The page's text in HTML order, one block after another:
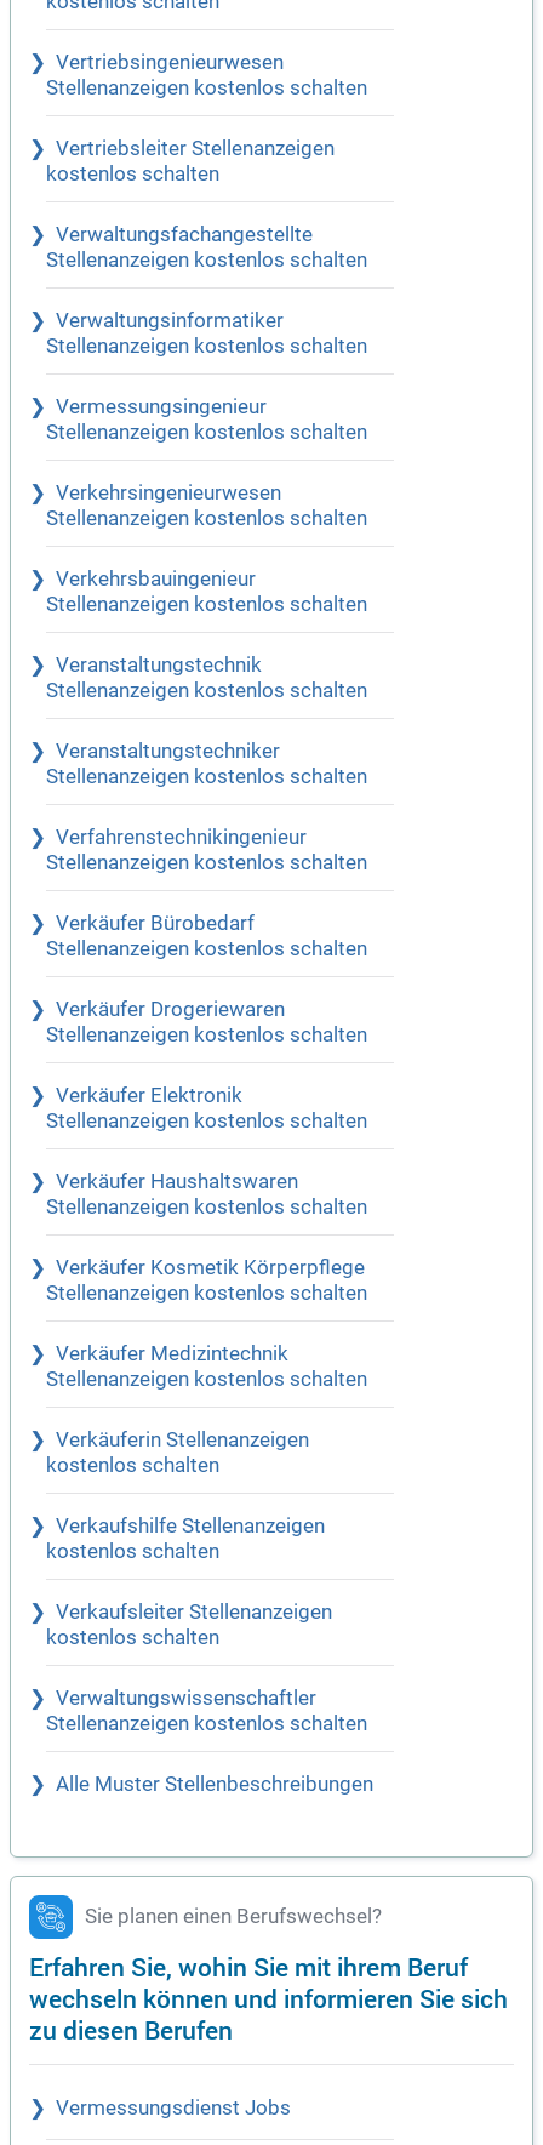
Vertriebsingenieurwesen
Stellenanzeigen kostenlos schalten
Vertriebsleiter Stellenanzeigen
kostenlos schalten
Verwaltungsfachangestellte
Stellenanzeigen kostenlos schalten
Verwaltungsinformatiker
Stellenanzeigen kostenlos schalten
Vermessungsingenieur
Stellenanzeigen kostenlos schalten
Verkehrsingenieurwesen
Stellenanzeigen kostenlos schalten
Verkehrsbauingenieur
Stellenanzeigen kostenlos schalten
Veranstaltungstechnik
Stellenanzeigen kostenlos schalten
Veranstaltungstechniker
Stellenanzeigen kostenlos schalten
Verfahrenstechnikingenieur
Stellenanzeigen kostenlos schalten
Verkäufer Bürobedarf
Stellenanzeigen kostenlos schalten
Verkäufer Drogeriewaren
Stellenanzeigen kostenlos schalten
Verkäufer Elektronik
Stellenanzeigen kostenlos schalten
Verkäufer Haushaltswaren
Stellenanzeigen kostenlos schalten
Verkäufer Kosmetik Körperpflege
Stellenanzeigen kostenlos schalten
Verkäufer Medizintechnik
Stellenanzeigen kostenlos schalten
Verkäuferin Stellenanzeigen
kostenlos schalten
Verkaufshilfe Stellenanzeigen
kostenlos schalten
Verkaufsleiter Stellenanzeigen
kostenlos schalten
Verwaltungswissenschaftler
Stellenanzeigen kostenlos schalten
Alle Muster Stellenbeschreibungen
Sie planen einen Berufswechsel?
Erfahren Sie, wohin Sie mit ihrem Beruf
wechseln können und informieren Sie sich
zu diesen Berufen
Vermessungsdienst Jobs